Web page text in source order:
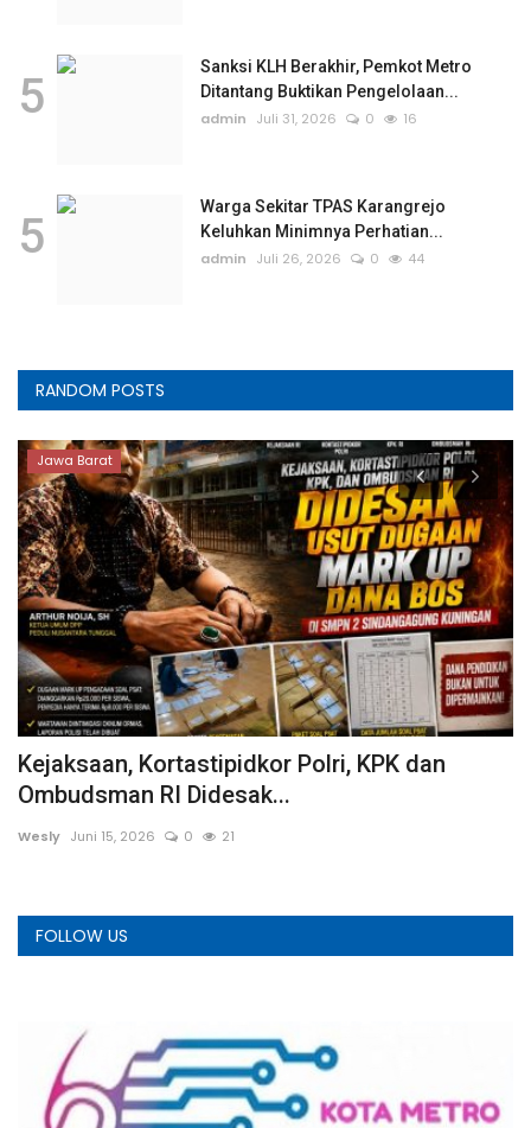
5
Sanksi KLH Berakhir, Pemkot Metro
Ditantang Buktikan Pengelolaan...
admin
Juli 31, 2026 0 16
5
Warga Sekitar TPAS Karangrejo
Keluhkan Minimnya Perhatian...
admin
Juli 26, 2026 0 44
RANDOM POSTS
Jawa Barat
Kejaksaan, Kortastipidkor Polri, KPK dan
Ombudsman RI Didesak...
Wesly Juni 15, 2026 0 21
FOLLOW US